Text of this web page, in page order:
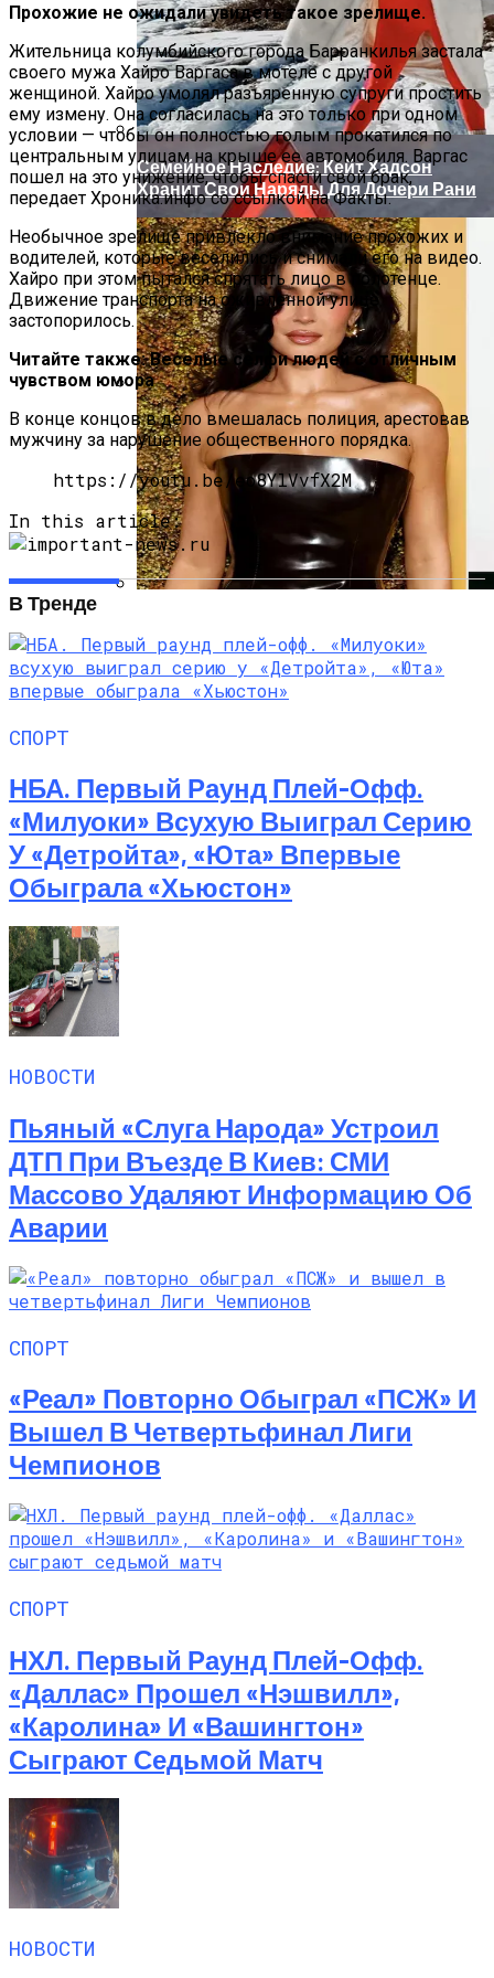
«Морковное» ДТП На Трассе Одесса-
Николаев: Столкнулись Два Грузовика
Семейное Наследие: Кейт Хадсон
Хранит Свои Наряды Для Дочери Рани
Дженнер Дарит Миру Свои Духи COSMIC
Прохожие не ожидали увидеть такое зрелище.
Жительница колумбийского города Барранкилья застала
своего мужа Хайро Варгаса в мотеле с другой
женщиной. Хайро умолял разъяренную супруги простить
ему измену. Она согласилась на это только при одном
условии — чтобы он полностью голым прокатился по
центральным улицам на крыше ее автомобиля. Варгас
пошел на это унижение, чтобы спасти свой брак,
передает Хроника.инфо со ссылкой на Факты.
Необычное зрелище привлекло внимание прохожих и
водителей, которые веселились и снимали его на видео.
Хайро при этом пытался спрятать лицо в полотенце.
Движение транспорта на оживленной улице
застопорилось.
Читайте также:Веселые селфи людей с отличным
чувством юмора
В конце концов в дело вмешалась полиция, арестовав
мужчину за нарушение общественного порядка.
https://youtu.be/eo8YlVvfX2M
In this article:
В Тренде
СПОРТ
НБА. Первый Раунд Плей-Офф.
«Милуоки» Всухую Выиграл Серию
У «Детройта», «Юта» Впервые
Обыграла «Хьюстон»
НОВОСТИ
Пьяный «слуга Народа» Устроил
ДТП При Въезде В Киев: СМИ
Массово Удаляют Информацию Об
Аварии
СПОРТ
«Реал» Повторно Обыграл «ПСЖ» И
Вышел В Четвертьфинал Лиги
Чемпионов
СПОРТ
НХЛ. Первый Раунд Плей-Офф.
«Даллас» Прошел «Нэшвилл»,
«Каролина» И «Вашингтон»
Сыграют Седьмой Матч
НОВОСТИ